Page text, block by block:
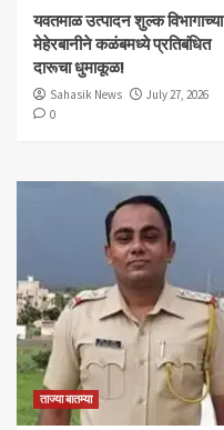
यवतमाळ उत्पादन शुल्क विभागाच्या
मेहेरबानीने कळंबमध्ये प्रतिबंधित
दारूचा धुमाकूळ!
Sahasik News
July 27, 2026
0
ताज्या बातम्या